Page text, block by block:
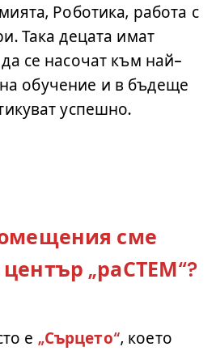
Роботика, работа с
Така децата имат
се насочат към най-
обучение и в бъдеще
успешно.
сме
„раСТЕМ“?
е „Сърцето“, което